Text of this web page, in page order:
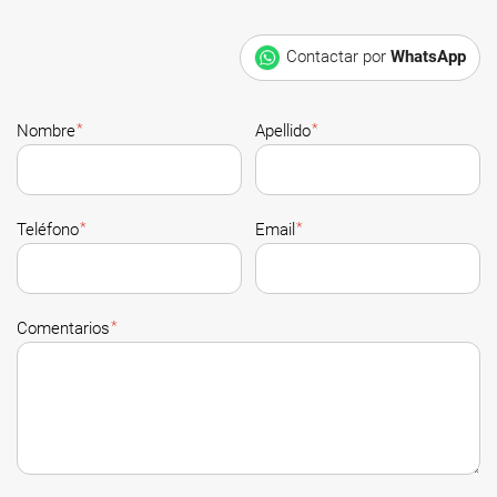
Contactar por WhatsApp
Nombre* Apellido*
Teléfono* Email *
Comentarios*